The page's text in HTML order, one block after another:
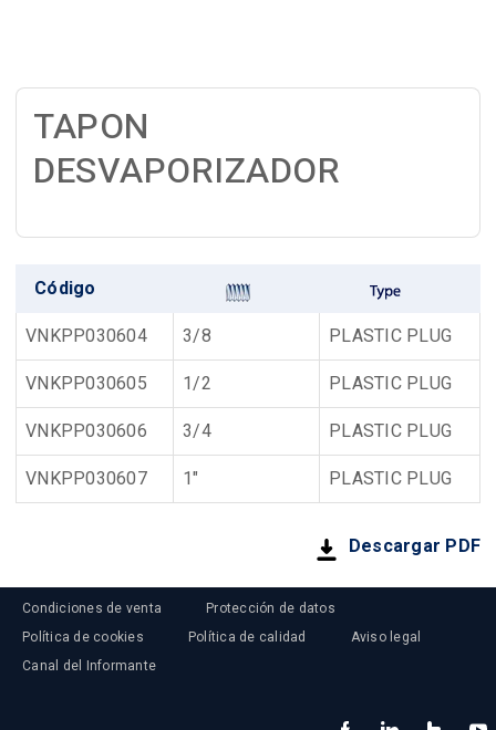
TAPON
DESVAPORIZADOR
Código
VNKPP030604 3/8 PLASTIC PLUG
VNKPP030605 1/2 PLASTIC PLUG
VNKPP030606 3/4 PLASTIC PLUG
VNKPP030607 1" PLASTIC PLUG
Descargar PDF
Condiciones de venta
Protección de datos
Política de cookies
Política de calidad
Aviso legal
Canal del Informante